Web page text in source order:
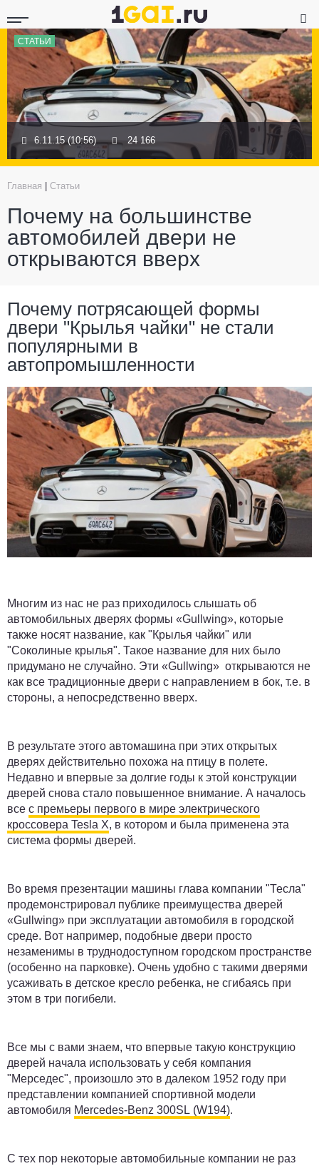
СТАТЬИ
6.11.15 (10:56) 24 166
Главная Статьи
Почему на большинстве
автомобилей двери не
открываются вверх
Почему потрясающей формы
двери "Крылья чайки" не стали
популярными в
автопромышленности
Многим из нас не раз приходилось слышать об
автомобильных дверях формы «Gullwing», которые
также носят название, как "Крылья чайки" или
"Соколиные крылья". Такое название для них было
придумано не случайно. Эти «Gullwing» открываются не
как все традиционные двери с направлением в бок, т.е. в
стороны, а непосредственно вверх.
В результате этого автомашина при этих открытых
дверях действительно похожа на птицу в полете.
Недавно и впервые за долгие годы к этой конструкции
дверей снова стало повышенное внимание. А началось
все с премьеры первого в мире электрического
кроссовера Tesla X, в котором и была применена эта
система формы дверей.
Во время презентации машины глава компании "Тесла"
продемонстрировал публике преимущества дверей
«Gullwing» при эксплуатации автомобиля в городской
среде. Вот например, подобные двери просто
незаменимы в труднодоступном городском пространстве
(особенно на парковке). Очень удобно с такими дверями
усаживать в детское кресло ребенка, не сгибаясь при
этом в три погибели.
Все мы с вами знаем, что впервые такую конструкцию
дверей начала использовать у себя компания
"Мерседес", произошло это в далеком 1952 году при
представлении компанией спортивной модели
автомобиля Mercedes-Benz 300SL (W194).
С тех пор некоторые автомобильные компании не раз